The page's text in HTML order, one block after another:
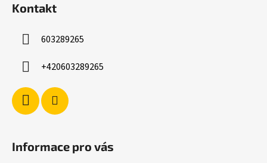
Kontakt
603289265
+420603289265
Informace pro vás